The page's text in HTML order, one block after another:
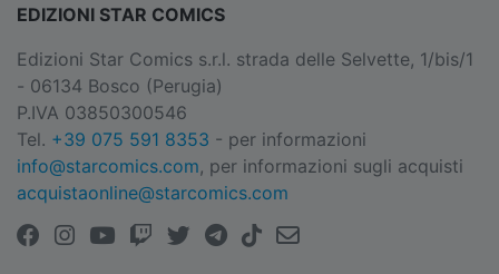
EDIZIONI STAR COMICS
Edizioni Star Comics s.r.l. strada delle Selvette, 1/bis/1
- 06134 Bosco (Perugia)
P.IVA 03850300546
Tel. +39 075 591 8353 - per informazioni
info@starcomics.com, per informazioni sugli acquisti
acquistaonline@starcomics.com